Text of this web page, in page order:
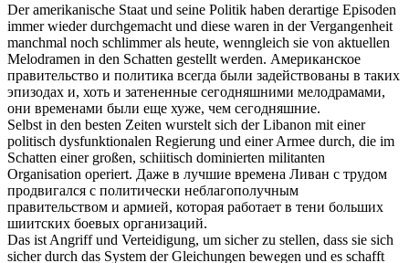
Der amerikanische Staat und seine Politik haben derartige Episoden
immer wieder durchgemacht und diese waren in der Vergangenheit
manchmal noch schlimmer als heute, wenngleich sie von aktuellen
Melodramen in den Schatten gestellt werden. Американское
правительство и политика всегда были задействованы в таких
эпизодах и, хоть и затененные сегодняшними мелодрамами,
они временами были еще хуже, чем сегодняшние.
Selbst in den besten Zeiten wurstelt sich der Libanon mit einer
politisch dysfunktionalen Regierung und einer Armee durch, die im
Schatten einer großen, schiitisch dominierten militanten
Organisation operiert. Даже в лучшие времена Ливан с трудом
продвигался с политически неблагополучным
правительством и армией, которая работает в тени больших
шиитских боевых организаций.
Das ist Angriff und Verteidigung, um sicher zu stellen, dass sie sich
sicher durch das System der Gleichungen bewegen und es schafft